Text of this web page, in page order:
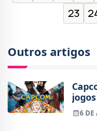
23
Outros artigos
6 DE